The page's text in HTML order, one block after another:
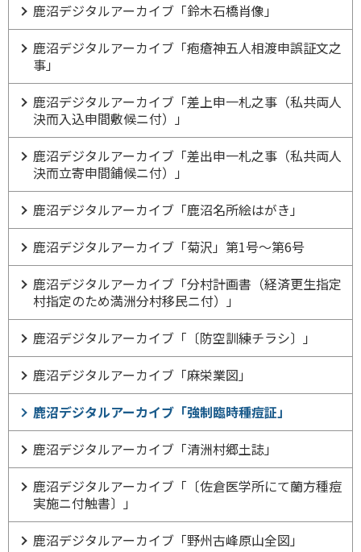
鹿沼デジタルアーカイブ「鈴木石橋肖像」
鹿沼デジタルアーカイブ「疱瘡神五人相渡申誤証文之
事」
鹿沼デジタルアーカイブ「差上申一札之事（私共両人
決而入込申間敷候ニ付）」
鹿沼デジタルアーカイブ「差出申一札之事（私共両人
決而立寄申間鋪候ニ付）」
鹿沼デジタルアーカイブ「鹿沼名所絵はがき」
鹿沼デジタルアーカイブ「菊沢」第1号～第6号
鹿沼デジタルアーカイブ「分村計画書（経済更生指定
村指定のため満洲分村移民ニ付）」
鹿沼デジタルアーカイブ「〔防空訓練チラシ〕」
鹿沼デジタルアーカイブ「麻栄業図」
鹿沼デジタルアーカイブ「強制臨時種痘証」
鹿沼デジタルアーカイブ「清洲村郷土誌」
鹿沼デジタルアーカイブ「〔佐倉医学所にて蘭方種痘
実施ニ付触書〕」
鹿沼デジタルアーカイブ「野州古峰原山全図」